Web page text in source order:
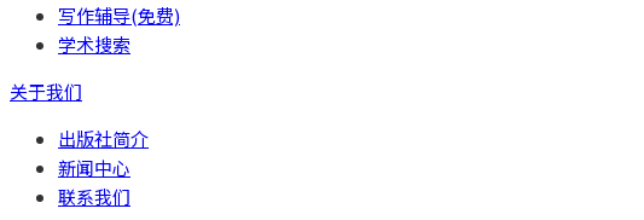
写作辅导(免费)
学术搜索
关于我们
出版社简介
新闻中心
联系我们